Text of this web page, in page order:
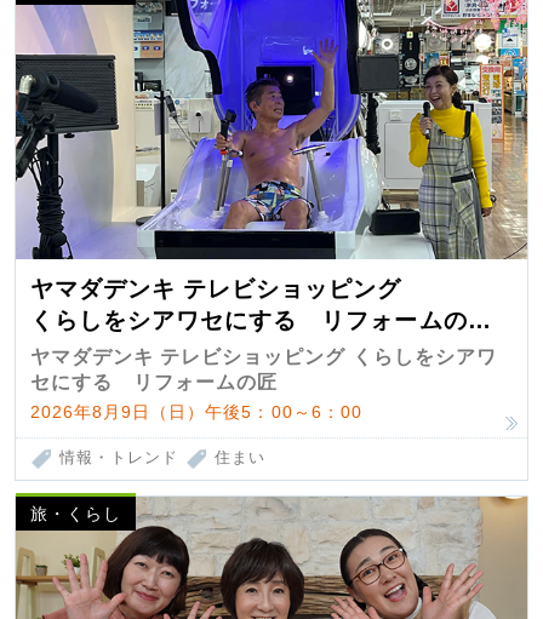
ヤマダデンキ テレビショッピング
くらしをシアワセにする リフォームの
匠 第7弾
ヤマダデンキ テレビショッピング くらしをシアワ
セにする リフォームの匠
2026年8月9日（日）午後5：00～6：00
情報・トレンド 住まい
旅・くらし